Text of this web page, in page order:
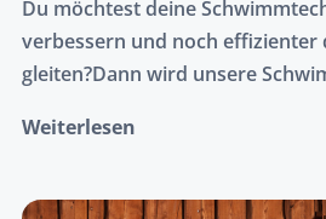
Du möchtest deine
verbessern und noch effizienter
gleiten?Dann wird unsere
Unterwasserkamera nehmen wir
einem Folgetermin gemeinsam
Weiterlesen